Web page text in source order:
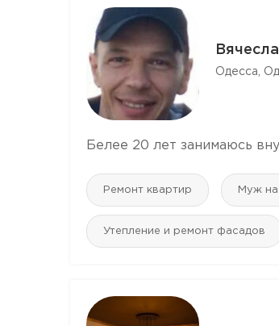
Одесса,
Белее 20 лет занимаюсь
Ремонт квартир Муж на
Утепление и ремонт фасадов